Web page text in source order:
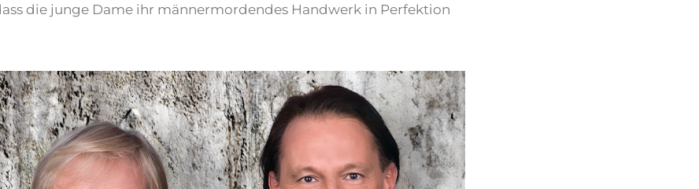
die junge Dame ihr männermordendes Handwerk in Perfektion